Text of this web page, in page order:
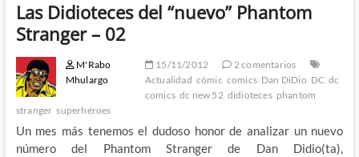
Las Didioteces del “nuevo” Phantom
Stranger – 02
M'Rabo
Mhulargo
15/11/2012
2 comentarios
Actualidad cómic comics Dan DiDio DC dc
comics dc new 52 didioteces phantom
stranger superhéroes
Un mes más tenemos el dudoso honor de analizar un nuevo
número del Phantom Stranger de Dan Didio(ta),